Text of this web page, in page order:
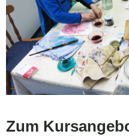
Zum